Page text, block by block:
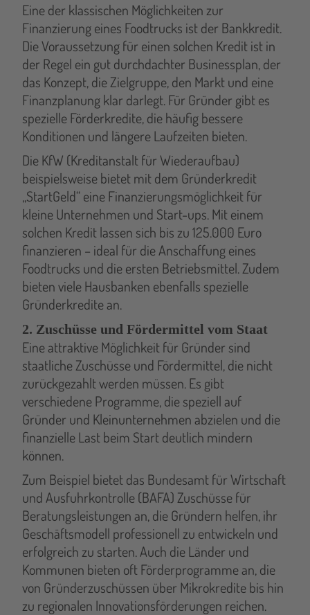
Eine der klassischen Möglichkeiten zur
Finanzierung eines Foodtrucks ist der Bankkredit.
Die Voraussetzung für einen solchen Kredit ist in
der Regel ein gut durchdachter Businessplan, der
das Konzept, die Zielgruppe, den Markt und eine
Finanzplanung klar darlegt. Für Gründer gibt es
spezielle Förderkredite, die häufig bessere
Konditionen und längere Laufzeiten bieten.
Die KfW (Kreditanstalt für Wiederaufbau)
beispielsweise bietet mit dem Gründerkredit
„StartGeld“ eine Finanzierungsmöglichkeit für
kleine Unternehmen und Start-ups. Mit einem
solchen Kredit lassen sich bis zu 125.000 Euro
finanzieren – ideal für die Anschaffung eines
Foodtrucks und die ersten Betriebsmittel. Zudem
bieten viele Hausbanken ebenfalls spezielle
Gründerkredite an.
2. Zuschüsse und Fördermittel vom Staat
Eine attraktive Möglichkeit für Gründer sind
staatliche Zuschüsse und Fördermittel, die nicht
zurückgezahlt werden müssen. Es gibt
verschiedene Programme, die speziell auf
Gründer und Kleinunternehmen abzielen und die
finanzielle Last beim Start deutlich mindern
können.
Zum Beispiel bietet das Bundesamt für Wirtschaft
und Ausfuhrkontrolle (BAFA) Zuschüsse für
Beratungsleistungen an, die Gründern helfen, ihr
Geschäftsmodell professionell zu entwickeln und
erfolgreich zu starten. Auch die Länder und
Kommunen bieten oft Förderprogramme an, die
von Gründerzuschüssen über Mikrokredite bis hin
zu regionalen Innovationsförderungen reichen.